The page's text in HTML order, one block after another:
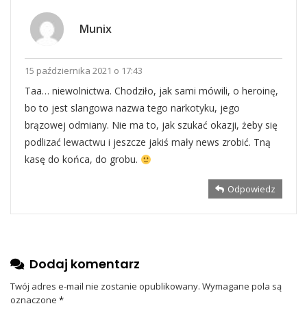
Munix
15 października 2021 o 17:43
Taa… niewolnictwa. Chodziło, jak sami mówili, o heroinę,
bo to jest slangowa nazwa tego narkotyku, jego
brązowej odmiany. Nie ma to, jak szukać okazji, żeby się
podlizać lewactwu i jeszcze jakiś mały news zrobić. Tną
kasę do końca, do grobu.
Odpowiedz
Dodaj komentarz
Twój adres e-mail nie zostanie opublikowany. Wymagane pola są
oznaczone *